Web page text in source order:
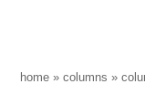
p
ihome »columns »